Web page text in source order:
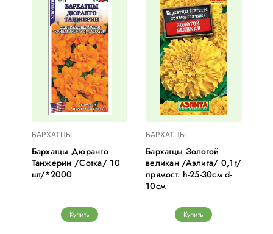
БАРХАТЦЫ
Бархатцы Дюранго
Танжерин /Сотка/ 10
шт/*2000
Купить
БАРХАТЦЫ
Бархатцы Золотой
великан /Аэлита/ 0,1г/
прямост. h-25-30см d-
10см
Купить